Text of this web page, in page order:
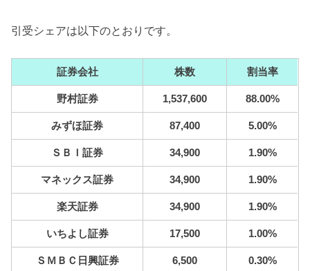
引受シェアは以下のとおりです。
証券会社 株数 割当率
野村証券 1,537,600 88.00%
みずほ証券 87,400 5.00%
ＳＢＩ証券 34,900 1.90%
マネックス証券 34,900 1.90%
楽天証券 34,900 1.90%
いちよし証券 17,500 1.00%
ＳＭＢＣ日興証券 6,500 0.30%